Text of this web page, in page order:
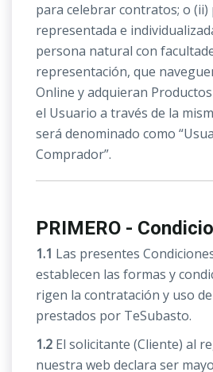
para celebrar contratos; o
representada e
persona natural con
representación, que
Online y adquieran
el Usuario a través de la
será denominado como
Comprador”.
PRIMERO -
1.1 Las presentes
establecen las formas y
rigen la contratación y uso
prestados por TeSubasto.
1.2 El solicitante (Cliente) al
nuestra web declara ser